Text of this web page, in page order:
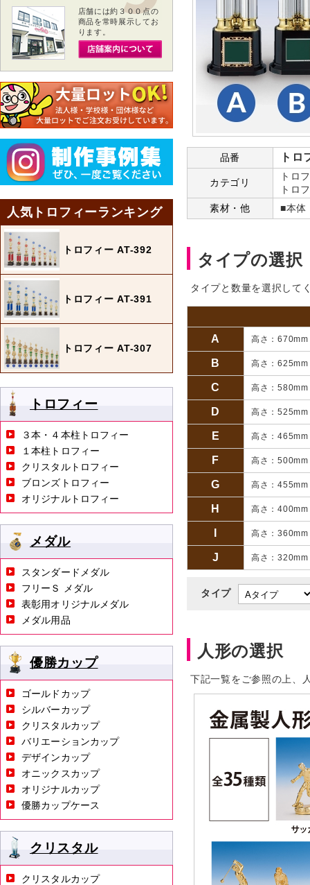
品番 トロ
カテゴリ
トロ
トロ
素材・他
■本体
タイプの選択
タイプと数量を選択して
A 高さ：
B 高さ：
C 高さ：
D 高さ：
E 高さ：
F 高さ：
G 高さ：
H 高さ：
高さ：
J 高さ：
タイプ
人形の選択
下記一覧をご参照の上、
店舗には約３００点の
商品を常時展示してお
ります。
人気トロフィーランキング
トロフィー AT-392
トロフィー AT-391
トロフィー AT-307
トロフィー
３本・４本柱トロフィー
１本柱トロフィー
クリスタルトロフィー
ブロンズトロフィー
オリジナルトロフィー
メダル
スタンダードメダル
フリーＳ メダル
表彰用オリジナルメダル
メダル用品
優勝カップ
ゴールドカップ
シルバーカップ
クリスタルカップ
バリエーションカップ
デザインカップ
オニックスカップ
オリジナルカップ
優勝カップケース
クリスタル
クリスタルカップ